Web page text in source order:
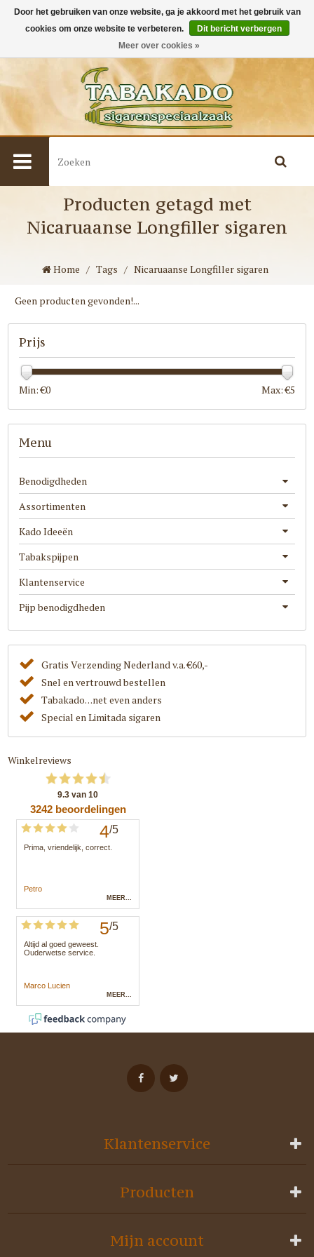
Producten getagd met
Nicaruaanse Longfiller sigaren
Home / Tags / Nicaruaanse Longfiller sigaren
Geen producten gevonden!...
Prijs
Min: €0 Max: €5
Menu
Benodigdheden
Assortimenten
Kado Ideeën
Tabakspijpen
Klantenservice
Pijp benodigdheden
Gratis Verzending Nederland v.a. €60,-
Snel en vertrouwd bestellen
Tabakado. . .net even anders
Special en Limitada sigaren
Winkelreviews
Klantenservice
Producten
Mijn account
Door het gebruiken van onze website, ga je akkoord met het gebruik van
cookies om onze website te verbeteren.
Dit bericht verbergen
Meer over cookies »